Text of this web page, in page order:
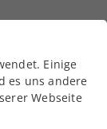
Einige
es uns andere
Webseite